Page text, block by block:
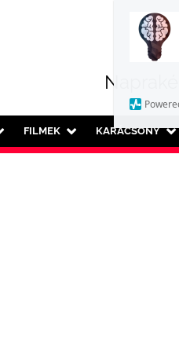
FILMEK KARÁCSONY